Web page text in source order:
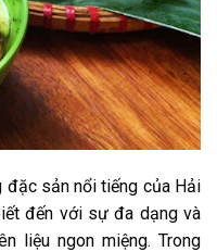
đặc sản nổi tiếng của Hải
đến với sự đa dạng và
liệu ngon miệng. Trong